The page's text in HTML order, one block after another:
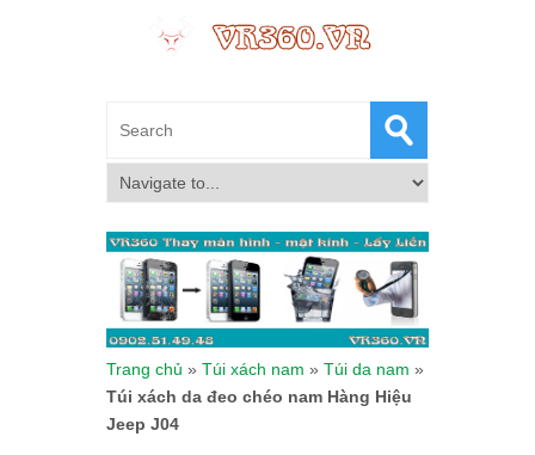
Trang chủ » Túi xách nam » Túi da nam »
Túi xách da đeo chéo nam Hàng Hiệu
Jeep J04